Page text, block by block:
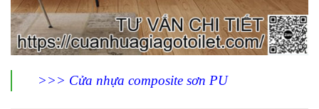
>>> Cửa nhựa composite sơn PU